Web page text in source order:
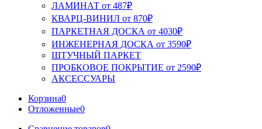
ЛАМИНАТ от 487₽
КВАРЦ-ВИНИЛ от 870₽
ПАРКЕТНАЯ ДОСКА от 4030₽
ИНЖЕНЕРНАЯ ДОСКА от 3590₽
ШТУЧНЫЙ ПАРКЕТ
ПРОБКОВОЕ ПОКРЫТИЕ от 2590₽
АКСЕССУАРЫ
Корзина0
Отложенные0